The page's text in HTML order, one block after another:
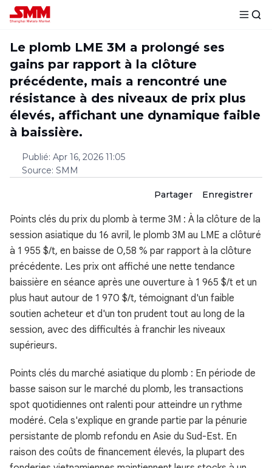
Le plomb LME 3M a prolongé ses
gains par rapport à la clôture
précédente, mais a rencontré une
résistance à des niveaux de prix plus
élevés, affichant une dynamique faible
à baissière.
Publié: Apr 16, 2026 11:05
Source: SMM
Partager Enregistrer
Points clés du prix du plomb à terme 3M : À la clôture de la
session asiatique du 16 avril, le plomb 3M au LME a clôturé
à 1 955 $/t, en baisse de 0,58 % par rapport à la clôture
précédente. Les prix ont affiché une nette tendance
baissière en séance après une ouverture à 1 965 $/t et un
plus haut autour de 1 970 $/t, témoignant d'un faible
soutien acheteur et d'un ton prudent tout au long de la
session, avec des difficultés à franchir les niveaux
supérieurs.
Points clés du marché asiatique du plomb : En période de
basse saison sur le marché du plomb, les transactions
spot quotidiennes ont ralenti pour atteindre un rythme
modéré. Cela s'explique en grande partie par la pénurie
persistante de plomb refondu en Asie du Sud-Est. En
raison des coûts de financement élevés, la plupart des